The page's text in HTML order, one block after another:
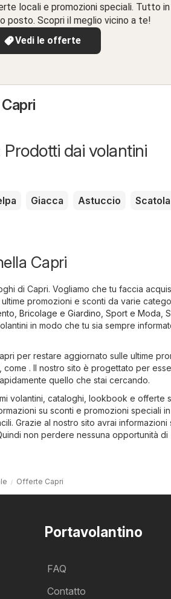
locali e promozioni speciali. Tutto in
posto. Scopri il meglio vicino a te!
Vedi le offerte
dai volantini
Giacca Astuccio
Scatola
Capri
di Capri. Vogliamo che tu faccia
promozioni e sconti da varie
Bricolage e Giardino Sport e Moda
in modo che tu sia sempre
per restare aggiornato sulle ultime
. Il nostro sito è progettato per
quello che stai cercando.
volantini, cataloghi, lookbook e offerte
su sconti e promozioni speciali
Grazie al nostro sito avrai informazioni
non perdere nessuna opportunità di
Offerte Capri
Portavolantino
FAQ
Contatto